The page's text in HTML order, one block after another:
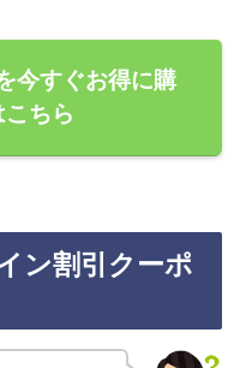
今すぐお得に購
こちら
ン割引クーポ